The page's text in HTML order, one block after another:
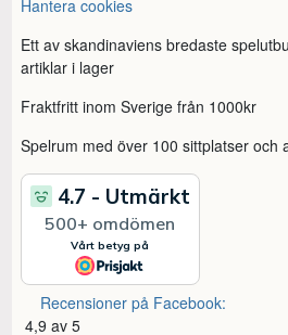
Hantera cookies
Ett av skandinaviens bredaste
artiklar i lager
Fraktfritt inom Sverige från 1000kr
Spelrum med över 100 sittplatser och
Recensioner på Facebook:
4,9 av 5